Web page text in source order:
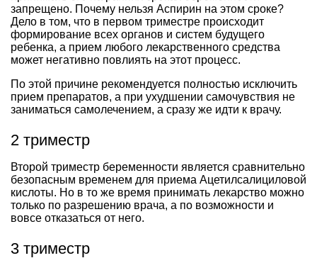
запрещено. Почему нельзя Аспирин на этом сроке?
Дело в том, что в первом триместре происходит
формирование всех органов и систем будущего
ребенка, а прием любого лекарственного средства
может негативно повлиять на этот процесс.
По этой причине рекомендуется полностью исключить
прием препаратов, а при ухудшении самочувствия не
заниматься самолечением, а сразу же идти к врачу.
2 триместр
Второй триместр беременности является сравнительно
безопасным временем для приема Ацетилсалициловой
кислоты. Но в то же время принимать лекарство можно
только по разрешению врача, а по возможности и
вовсе отказаться от него.
3 триместр